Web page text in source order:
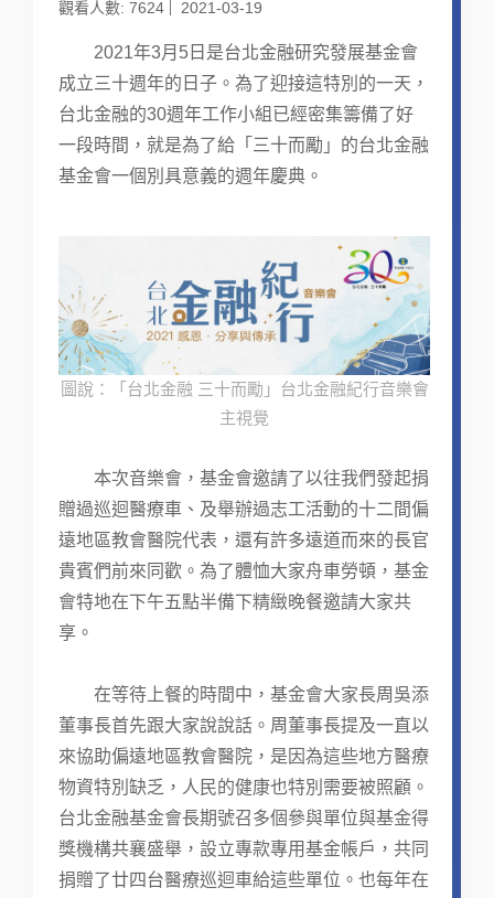
觀看人數: 7624 2021-03-19
2021年3月5日是台北金融研究發展基金會
成立三十週年的日子。為了迎接這特別的一天，
台北金融的30週年工作小組已經密集籌備了好
一段時間，就是為了給「三十而勵」的台北金融
基金會一個別具意義的週年慶典。
圖說：「台北金融 三十而勵」台北金融紀行音樂會
主視覺
本次音樂會，基金會邀請了以往我們發起捐
贈過巡迴醫療車、及舉辦過志工活動的十二間偏
遠地區教會醫院代表，還有許多遠道而來的長官
貴賓們前來同歡。為了體恤大家舟車勞頓，基金
會特地在下午五點半備下精緻晚餐邀請大家共
享。
在等待上餐的時間中，基金會大家長周吳添
董事長首先跟大家說說話。周董事長提及一直以
來協助偏遠地區教會醫院，是因為這些地方醫療
物資特別缺乏，人民的健康也特別需要被照顧。
台北金融基金會長期號召多個參與單位與基金得
獎機構共襄盛舉，設立專款專用基金帳戶，共同
捐贈了廿四台醫療巡迴車給這些單位。也每年在